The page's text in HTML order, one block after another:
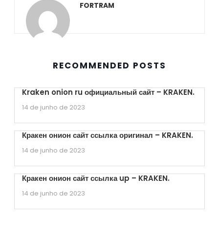
FORTRAM
RECOMMENDED POSTS
Kraken onion ru официальный сайт – KRAKEN.
14 de junho de 2023
Кракен онион сайт ссылка оригинал – KRAKEN.
14 de junho de 2023
Кракен онион сайт ссылка up – KRAKEN.
14 de junho de 2023